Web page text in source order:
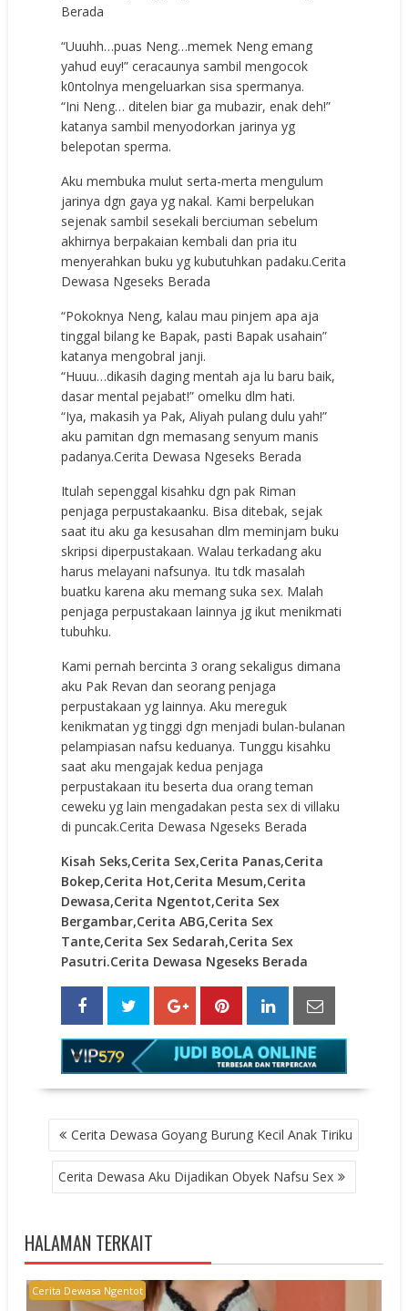
Berada
“Uuuhh…puas Neng…memek Neng emang
yahud euy!” ceracaunya sambil mengocok
k0ntolnya mengeluarkan sisa spermanya.
“Ini Neng… ditelen biar ga mubazir, enak deh!”
katanya sambil menyodorkan jarinya yg
belepotan sperma.
Aku membuka mulut serta-merta mengulum
jarinya dgn gaya yg nakal. Kami berpelukan
sejenak sambil sesekali berciuman sebelum
akhirnya berpakaian kembali dan pria itu
menyerahkan buku yg kubutuhkan padaku.Cerita
Dewasa Ngeseks Berada
“Pokoknya Neng, kalau mau pinjem apa aja
tinggal bilang ke Bapak, pasti Bapak usahain”
katanya mengobral janji.
“Huuu…dikasih daging mentah aja lu baru baik,
dasar mental pejabat!” omelku dlm hati.
“Iya, makasih ya Pak, Aliyah pulang dulu yah!”
aku pamitan dgn memasang senyum manis
padanya.Cerita Dewasa Ngeseks Berada
Itulah sepenggal kisahku dgn pak Riman
penjaga perpustakaanku. Bisa ditebak, sejak
saat itu aku ga kesusahan dlm meminjam buku
skripsi diperpustakaan. Walau terkadang aku
harus melayani nafsunya. Itu tdk masalah
buatku karena aku memang suka sex. Malah
penjaga perpustakaan lainnya jg ikut menikmati
tubuhku.
Kami pernah bercinta 3 orang sekaligus dimana
aku Pak Revan dan seorang penjaga
perpustakaan yg lainnya. Aku mereguk
kenikmatan yg tinggi dgn menjadi bulan-bulanan
pelampiasan nafsu keduanya. Tunggu kisahku
saat aku mengajak kedua penjaga
perpustakaan itu beserta dua orang teman
ceweku yg lain mengadakan pesta sex di villaku
di puncak.Cerita Dewasa Ngeseks Berada
Kisah Seks,Cerita Sex,Cerita Panas,Cerita
Bokep,Cerita Hot,Cerita Mesum,Cerita
Dewasa,Cerita Ngentot,Cerita Sex
Bergambar,Cerita ABG,Cerita Sex
Tante,Cerita Sex Sedarah,Cerita Sex
Pasutri.Cerita Dewasa Ngeseks Berada
POST
NAVIGATIONCerita Dewasa Goyang Burung Kecil Anak Tiriku
Cerita Dewasa Aku Dijadikan Obyek Nafsu Sex
HALAMAN TERKAIT
Cerita Dewasa Ngentot